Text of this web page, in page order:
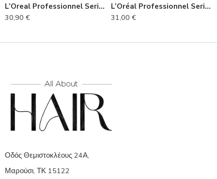
L’Oreal Professionnel Serie Expert Absolut Repair Shampoo Για Ταλαιπωρημένα Μαλλιά 1500ml
30,90 €
L’Oréal Professionnel Serie Expert Vitamino Color Shampoo 1500ml
31,00 €
Οδός Θεμιστοκλέους 24Α,
Μαρούσι, ΤΚ 15122